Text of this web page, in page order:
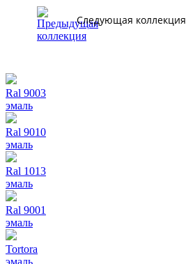
Следующая коллекция
Ral 9003
эмаль
Ral 9010
эмаль
Ral 1013
эмаль
Ral 9001
эмаль
Tortora
эмаль